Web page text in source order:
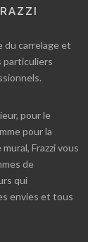
du carrelage et
particuliers
pour le
pour la
Frazzi vous
de
qui
envies et tous